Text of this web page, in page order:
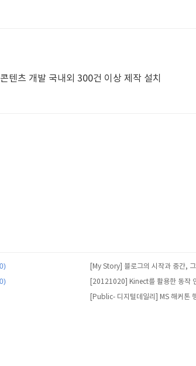
텐츠 개발 국내외 300건 이상 제작 설치
[My Story] 블로그의 시작과 중간,